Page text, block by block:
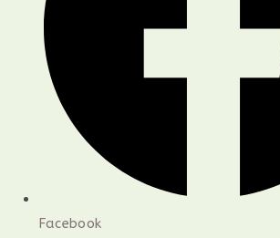
Facebook